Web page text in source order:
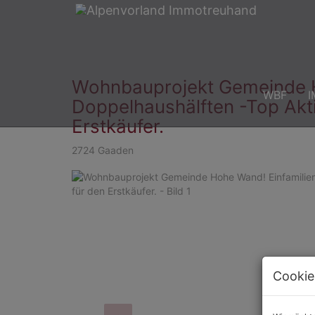
WBF
Wohnbauprojekt Gemeinde
Doppelhaushälften -Top
Erstkäufer.
2724 Gaaden